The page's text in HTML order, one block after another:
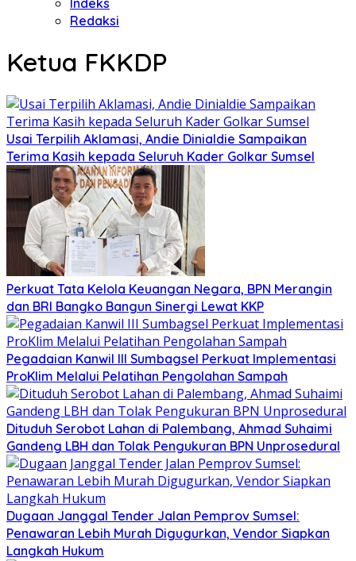
Indeks
Redaksi
Ketua FKKDP
Usai Terpilih Aklamasi, Andie Dinialdie Sampaikan
Terima Kasih kepada Seluruh Kader Golkar Sumsel
Perkuat Tata Kelola Keuangan Negara, BPN Merangin
dan BRI Bangko Bangun Sinergi Lewat KKP
Pegadaian Kanwil III Sumbagsel Perkuat Implementasi
ProKlim Melalui Pelatihan Pengolahan Sampah
Dituduh Serobot Lahan di Palembang, Ahmad Suhaimi
Gandeng LBH dan Tolak Pengukuran BPN Unprosedural
Dugaan Janggal Tender Jalan Pemprov Sumsel:
Penawaran Lebih Murah Digugurkan, Vendor Siapkan
Langkah Hukum